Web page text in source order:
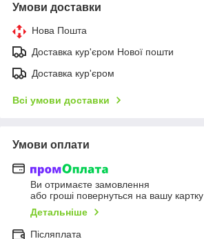
Умови доставки
Нова Пошта
Доставка кур'єром Нової пошти
Доставка кур'єром
Всі умови доставки
Умови оплати
Ви отримаєте замовлення
або гроші повернуться на вашу картку
Детальніше
Післяплата